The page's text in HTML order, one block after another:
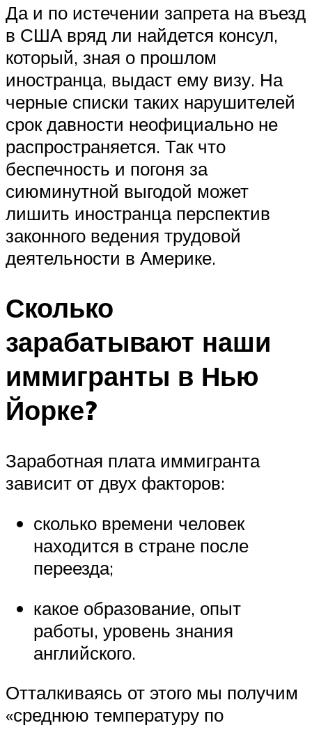
Да и по истечении запрета на въезд
в США вряд ли найдется консул,
который, зная о прошлом
иностранца, выдаст ему визу. На
черные списки таких нарушителей
срок давности неофициально не
распространяется. Так что
беспечность и погоня за
сиюминутной выгодой может
лишить иностранца перспектив
законного ведения трудовой
деятельности в Америке.
Сколько
зарабатывают наши
иммигранты в Нью
Йорке?
Заработная плата иммигранта
зависит от двух факторов:
сколько времени человек
находится в стране после
переезда;
какое образование, опыт
работы, уровень знания
английского.
Отталкиваясь от этого мы получим
«среднюю температуру по